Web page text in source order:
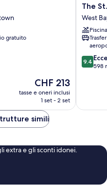
gratuito
Il
prezzo
attuale
CHF 213
CHF 213
tasse e oneri inclusi
1 set - 2 set
The
St.
Regis
Doha
West
Bay
The
West
Piscina
9.4
su
9.4
598
simili
extra e gli sconti idonei.